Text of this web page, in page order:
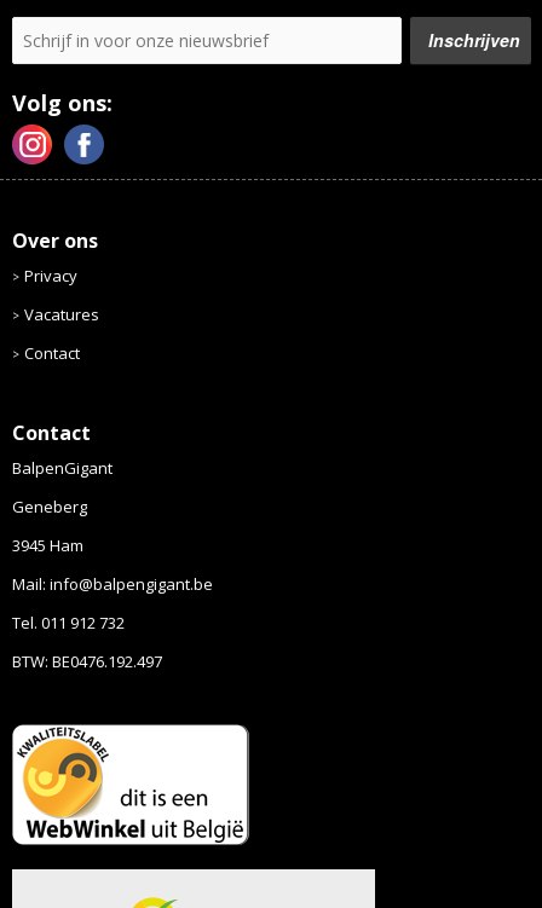
Volg ons:
Over ons
Privacy
Vacatures
Contact
Contact
BalpenGigant
Geneberg
3945 Ham
Mail: info@balpengigant.be
Tel. 011 912 732
BTW: BE0476.192.497